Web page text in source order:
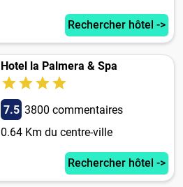
Rechercher hôtel ->
Hotel la Palmera & Spa
7.5 3800 commentaires
0.64 Km du centre-ville
Rechercher hôtel ->